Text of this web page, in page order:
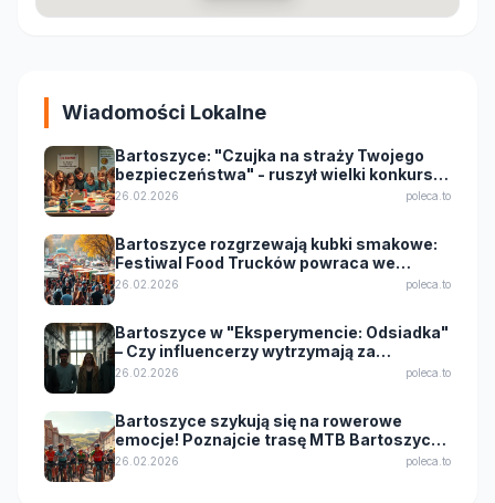
Wiadomości Lokalne
Bartoszyce: "Czujka na straży Twojego
bezpieczeństwa" - ruszył wielki konkurs
dla uczniów!
26.02.2026 poleca.to
Bartoszyce rozgrzewają kubki smakowe:
Festiwal Food Trucków powraca we
wrześniu 2025!
26.02.2026 poleca.to
Bartoszyce w "Eksperymencie: Odsiadka"
– Czy influencerzy wytrzymają za
kratkami?
26.02.2026 poleca.to
Bartoszyce szykują się na rowerowe
emocje! Poznajcie trasę MTB Bartoszyce
King Bike 2026
26.02.2026 poleca.to